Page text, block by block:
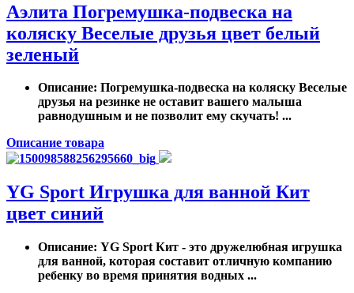
Аэлита Погремушка-подвеска на
коляску Веселые друзья цвет белый
зеленый
Описание: Погремушка-подвеска на коляску Веселые
друзья на резинке не оставит вашего малыша
равнодушным и не позволит ему скучать! ...
Описание товара
YG Sport Игрушка для ванной Кит
цвет синий
Описание: YG Sport Кит - это дружелюбная игрушка
для ванной, которая составит отличную компанию
ребенку во время принятия водных ...